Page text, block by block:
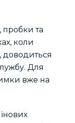
пробки та
коли
доводиться
Для
вже на